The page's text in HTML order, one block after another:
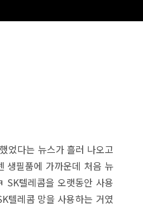
었다는 뉴스가 흘러 나오고
생필품에 가까운데 처음 뉴
SK텔레콤을 오랫동안 사용
텔레콤 망을 사용하는 거였